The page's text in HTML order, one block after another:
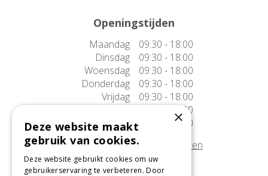
Openingstijden
Maandag
09:30 - 18:00
Dinsdag
09:30 - 18:00
Woensdag
09:30 - 18:00
Donderdag
09:30 - 18:00
Vrijdag
09:30 - 18:00
Zaterdag
09:30 - 17:00
Zondag
10:00 - 17:00
Afwijkende openingstijden tonen
×
Deze website maakt
gebruik van cookies.
Deze website gebruikt cookies om uw
gebruikerservaring te verbeteren. Door